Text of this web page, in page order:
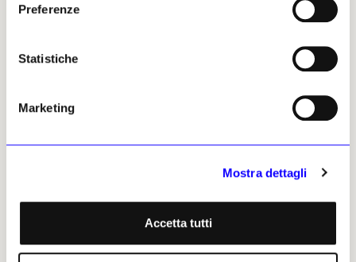
Preferenze
Statistiche
Marketing
Mostra dettagli
Accetta tutti
Mary Zygouri tra passato e
Benedetto del Tronto (Ap)
Pesaro: «Facciamo
coesistere le regole della
bellezza»
Nel Centro Arti Visive due